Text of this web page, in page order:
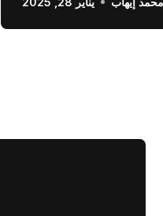
السعودي